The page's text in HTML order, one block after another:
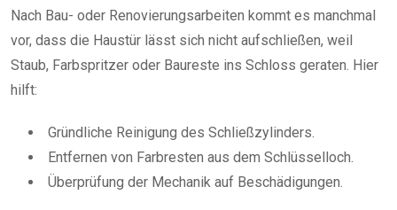
Nach Bau- oder Renovierungsarbeiten kommt es manchmal
vor, dass die Haustür lässt sich nicht aufschließen, weil
Staub, Farbspritzer oder Baureste ins Schloss geraten. Hier
hilft:
Gründliche Reinigung des Schließzylinders.
Entfernen von Farbresten aus dem Schlüsselloch.
Überprüfung der Mechanik auf Beschädigungen.